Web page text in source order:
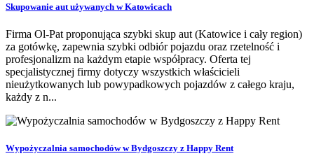
Skupowanie aut używanych w Katowicach
Firma Ol-Pat proponująca szybki skup aut (Katowice i cały region)
za gotówkę, zapewnia szybki odbiór pojazdu oraz rzetelność i
profesjonalizm na każdym etapie współpracy. Oferta tej
specjalistycznej firmy dotyczy wszystkich właścicieli
nieużytkowanych lub powypadkowych pojazdów z całego kraju,
każdy z n...
Wypożyczalnia samochodów w Bydgoszczy z Happy Rent